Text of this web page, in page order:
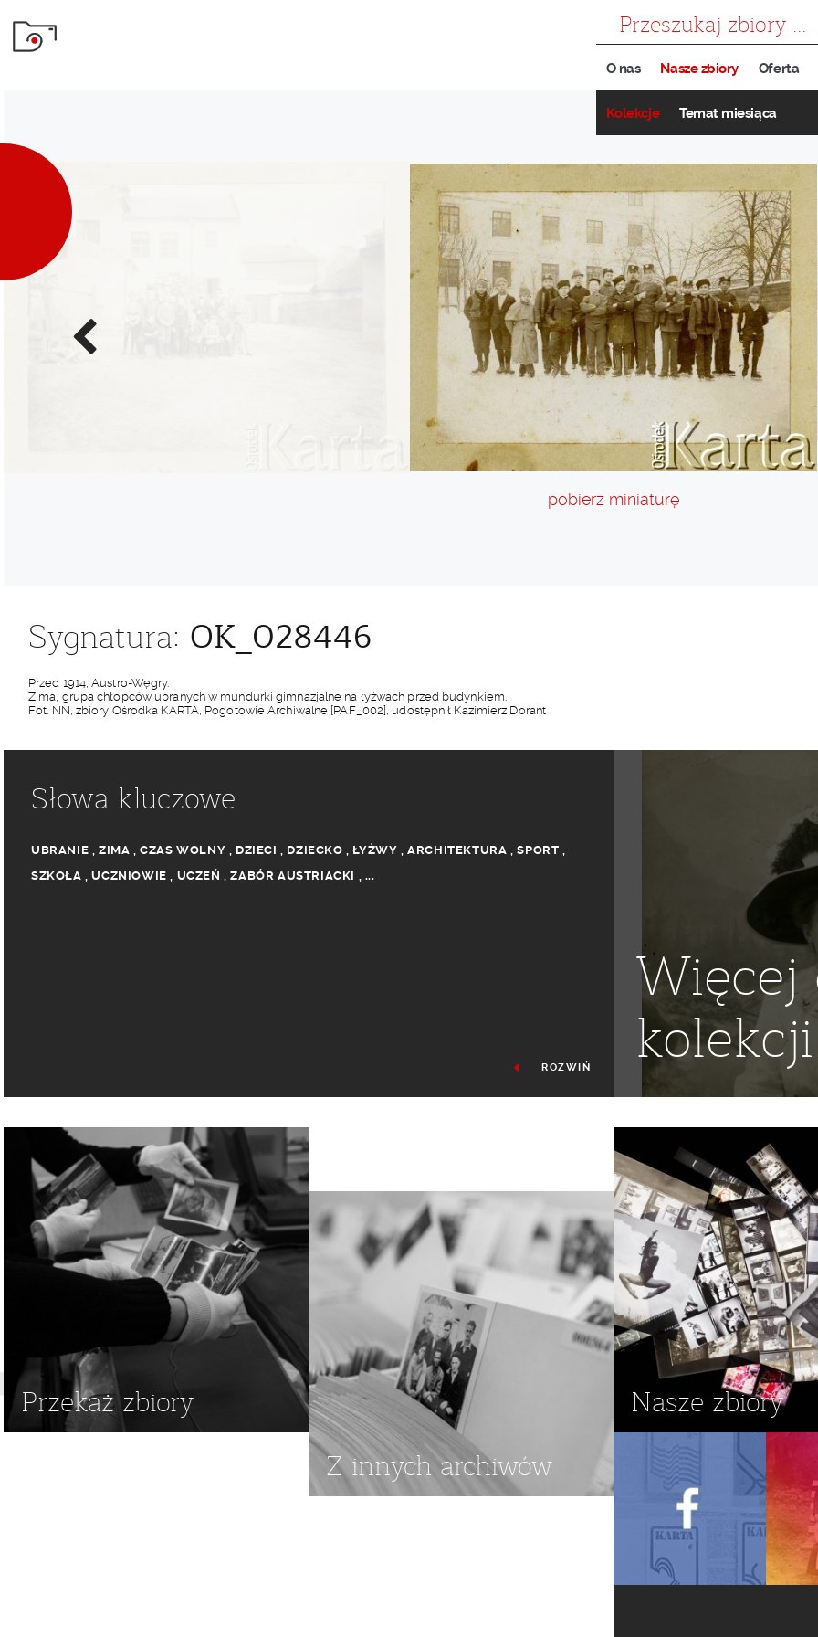
O nas Nasze zbiory
Kolekcje Temat miesiąca
Oferta
Poprzednie
zdjęcie
pobierz miniaturę
Sygnatura: OK_028446
Przed 1914, Austro-Węgry.
Zima, grupa chłopców ubranych w mundurki gimnazjalne na łyżwach przed budynkiem.
Fot. NN, zbiory Ośrodka KARTA, Pogotowie Archiwalne [PAF_002], udostępnił Kazimierz Dorant
Słowa kluczowe
UBRANIE ,ZIMA ,CZAS WOLNY , DZIECI , DZIECKO ,ŁYŻWY ,ARCHITEKTURA ,SPORT ,
SZKOŁA ,UCZNIOWIE , UCZEŃ ,ZABÓR AUSTRIACKI , ...
GIMNAZJUM , MUNDURKI,MUNDUREK,BUDYNEK
GIMNAZJALISTA
, ŁYŻWIARSTWO , KOŻUSZEK
ROZWIŃ
Więcej
kolekcji
Przekaż zbiory
Z innych archiwów
Nasze zbiory